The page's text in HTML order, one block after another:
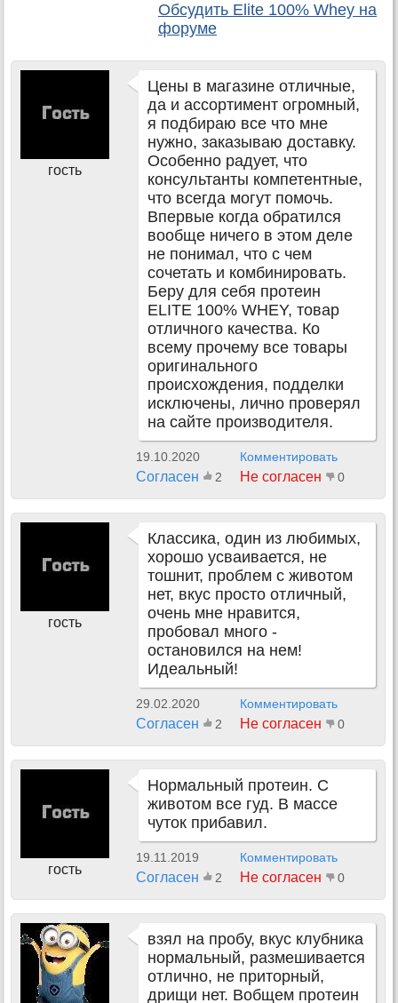
Обсудить Elite 100% Whey на
форуме
гость
Цены в магазине отличные,
да и ассортимент огромный,
я подбираю все что мне
нужно, заказываю доставку.
Особенно радует, что
консультанты компетентные,
что всегда могут помочь.
Впервые когда обратился
вообще ничего в этом деле
не понимал, что с чем
сочетать и комбинировать.
Беру для себя протеин
ELITE 100% WHEY, товар
отличного качества. Ко
всему прочему все товары
оригинального
происхождения, подделки
исключены, лично проверял
на сайте производителя.
19.10.2020 Комментировать
Согласен 2 Не согласен 0
гость
Классика, один из любимых,
хорошо усваивается, не
тошнит, проблем с животом
нет, вкус просто отличный,
очень мне нравится,
пробовал много -
остановился на нем!
Идеальный!
29.02.2020 Комментировать
Согласен 2 Не согласен 0
гость
Нормальный протеин. С
животом все гуд. В массе
чуток прибавил.
19.11.2019 Комментировать
Согласен 2 Не согласен 0
взял на пробу, вкус клубника
нормальный, размешивается
отлично, не приторный,
дрищи нет. Вобщем протеин